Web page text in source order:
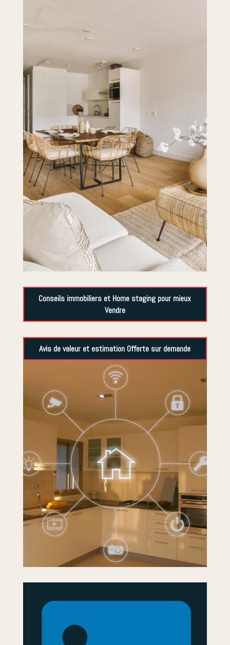
Conseils immobiliers et Home staging pour mieux
Vendre
Avis de valeur et estimation Offerte sur demande